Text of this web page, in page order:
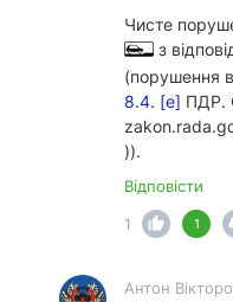
Чисте
з
(порушення
8.4. [е] ПДР.
)).
Відповісти
1
1
Антон